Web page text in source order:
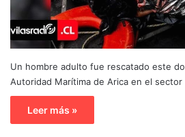
Un hombre adulto fue rescatado este
Autoridad Marítima de Arica en el
Leer más »